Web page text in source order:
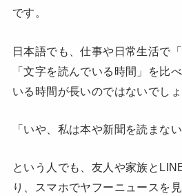
です。
日本語でも、仕事や日常生活で
「文字を読んでいる時間」を比
いる時間が長いのではないでし
「いや、私は本や新聞を読まない
という人でも、友人や家族と
り、スマホでヤフーニュースを